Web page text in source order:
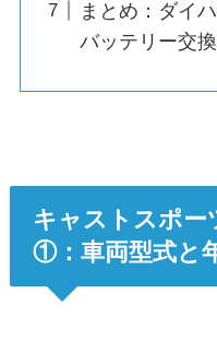
まとめ：ダイ
バッテリー交換
キャストスポー
①：車両型式と